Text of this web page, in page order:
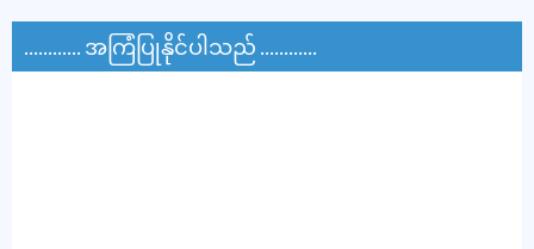
............ အကြံပြုနိုင်ပါသည် ............